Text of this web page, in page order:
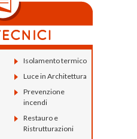
Isolamento termico
Luce in Architettura
Prevenzione
incendi
Restauro e
Ristrutturazioni